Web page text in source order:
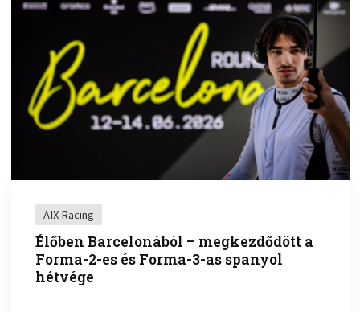
AIX Racing
Élőben Barcelonából – megkezdődött a
Forma-2-es és Forma-3-as spanyol
hétvége